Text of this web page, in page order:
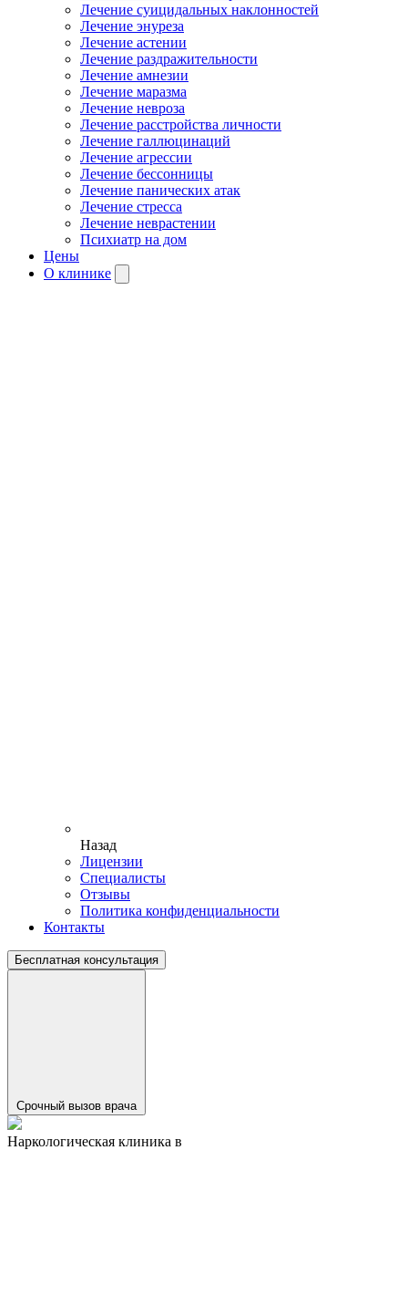
Лечение суицидальных наклонностей
Лечение энуреза
Лечение астении
Лечение раздражительности
Лечение амнезии
Лечение маразма
Лечение невроза
Лечение расстройства личности
Лечение галлюцинаций
Лечение агрессии
Лечение бессонницы
Лечение панических атак
Лечение стресса
Лечение неврастении
Психиатр на дом
Цены
О клинике
Назад
Лицензии
Специалисты
Отзывы
Политика конфиденциальности
Контакты
Бесплатная консультация
Срочный вызов врача
Наркологическая клиника в